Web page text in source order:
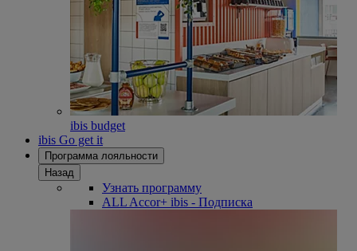
ibis budget
ibis Go get it
Программа лояльности
Назад
Узнать программу
ALL Accor+ ibis - Подписка